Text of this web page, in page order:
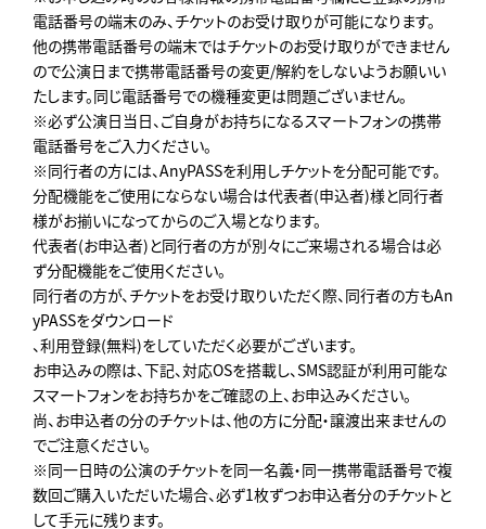
電話番号の端末のみ、チケットのお受け取りが可能になります。
他の携帯電話番号の端末ではチケットのお受け取りができません
ので公演日まで携帯電話番号の変更/解約をしないようお願いい
たします。同じ電話番号での機種変更は問題ございません。
※必ず公演日当日、ご自身がお持ちになるスマートフォンの携帯
電話番号をご入力ください。
※同行者の方には、AnyPASSを利用しチケットを分配可能です。
分配機能をご使用にならない場合は代表者(申込者)様と同行者
様がお揃いになってからのご入場となります。
代表者(お申込者)と同行者の方が別々にご来場される場合は必
ず分配機能をご使用ください。
同行者の方が、チケットをお受け取りいただく際、同行者の方もAn
yPASSをダウンロード
、利用登録(無料)をしていただく必要がございます。
お申込みの際は、下記、対応OSを搭載し、SMS認証が利用可能な
スマートフォンをお持ちかをご確認の上、お申込みください。
尚、お申込者の分のチケットは、他の方に分配・譲渡出来ませんの
でご注意ください。
※同一日時の公演のチケットを同一名義・同一携帯電話番号で複
数回ご購入いただいた場合、必ず1枚ずつお申込者分のチケットと
して手元に残ります。